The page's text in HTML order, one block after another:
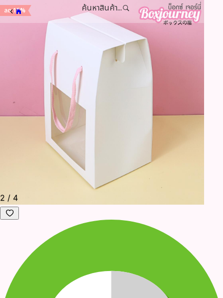
ค้นหาสินค้า...
2 / 4
ลด 15%